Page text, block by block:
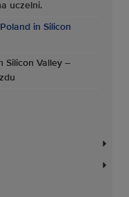
uczelni.
in Silicon
Silicon Valley –